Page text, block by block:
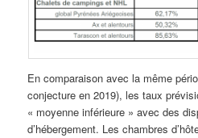
En comparaison avec la même
conjecture en 2019), les taux
« moyenne inférieure » avec des
d’hébergement. Les chambres